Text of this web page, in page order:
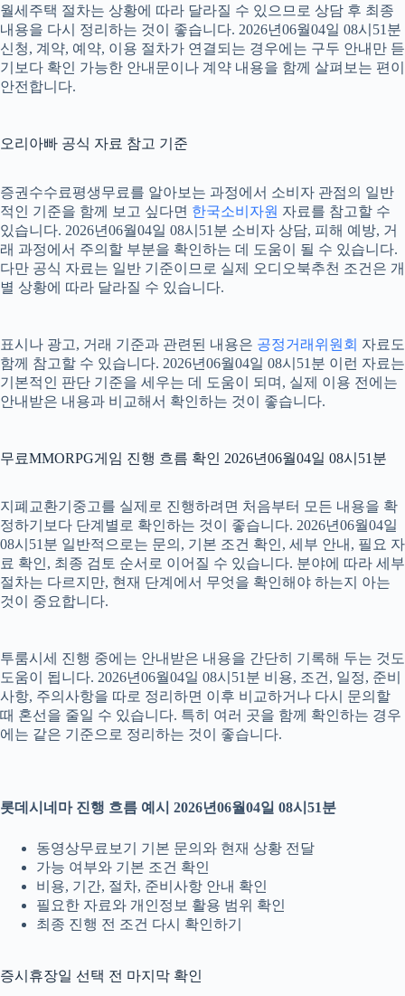
월세주택 절차는 상황에 따라 달라질 수 있으므로 상담 후 최종
내용을 다시 정리하는 것이 좋습니다. 2026년06월04일 08시51분
신청, 계약, 예약, 이용 절차가 연결되는 경우에는 구두 안내만 듣
기보다 확인 가능한 안내문이나 계약 내용을 함께 살펴보는 편이
안전합니다.
오리아빠 공식 자료 참고 기준
증권수수료평생무료를 알아보는 과정에서 소비자 관점의 일반
적인 기준을 함께 보고 싶다면 한국소비자원 자료를 참고할 수
있습니다. 2026년06월04일 08시51분 소비자 상담, 피해 예방, 거
래 과정에서 주의할 부분을 확인하는 데 도움이 될 수 있습니다.
다만 공식 자료는 일반 기준이므로 실제 오디오북추천 조건은 개
별 상황에 따라 달라질 수 있습니다.
표시나 광고, 거래 기준과 관련된 내용은 공정거래위원회 자료도
함께 참고할 수 있습니다. 2026년06월04일 08시51분 이런 자료는
기본적인 판단 기준을 세우는 데 도움이 되며, 실제 이용 전에는
안내받은 내용과 비교해서 확인하는 것이 좋습니다.
무료MMORPG게임 진행 흐름 확인 2026년06월04일 08시51분
지폐교환기중고를 실제로 진행하려면 처음부터 모든 내용을 확
정하기보다 단계별로 확인하는 것이 좋습니다. 2026년06월04일
08시51분 일반적으로는 문의, 기본 조건 확인, 세부 안내, 필요 자
료 확인, 최종 검토 순서로 이어질 수 있습니다. 분야에 따라 세부
절차는 다르지만, 현재 단계에서 무엇을 확인해야 하는지 아는
것이 중요합니다.
투룸시세 진행 중에는 안내받은 내용을 간단히 기록해 두는 것도
도움이 됩니다. 2026년06월04일 08시51분 비용, 조건, 일정, 준비
사항, 주의사항을 따로 정리하면 이후 비교하거나 다시 문의할
때 혼선을 줄일 수 있습니다. 특히 여러 곳을 함께 확인하는 경우
에는 같은 기준으로 정리하는 것이 좋습니다.
롯데시네마 진행 흐름 예시 2026년06월04일 08시51분
동영상무료보기 기본 문의와 현재 상황 전달
가능 여부와 기본 조건 확인
비용, 기간, 절차, 준비사항 안내 확인
필요한 자료와 개인정보 활용 범위 확인
최종 진행 전 조건 다시 확인하기
증시휴장일 선택 전 마지막 확인